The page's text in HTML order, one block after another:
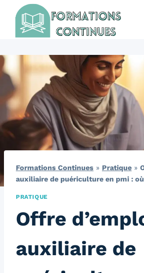
contenu
Formations Continues » Pratique »
auxiliaire de puériculture en pmi :
PRATIQUE
Offre
auxiliaire de